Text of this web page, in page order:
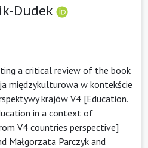
Dudek
a critical review of the book
międzykulturowa w kontekście
krajów V4 [Education.
in a context of
V4 countries perspective]
Małgorzata Parczyk and